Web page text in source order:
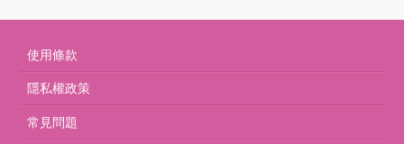
使用條款
隱私權政策
常見問題